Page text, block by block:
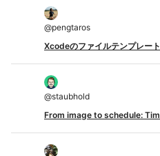
@pengtaros
Xcodeのファイルテンプレー
@staubhold
From image to schedule: